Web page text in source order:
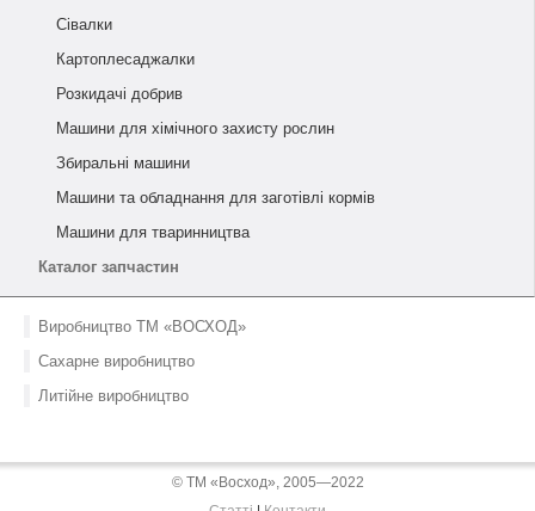
Сівалки
Картоплесаджалки
Розкидачі добрив
Машини для хімічного захисту рослин
Збиральні машини
Машини та обладнання для заготівлі кормів
Машини для тваринництва
Каталог запчастин
Виробництво ТМ «ВОСХОД»
Сахарне виробництво
Литійне виробництво
© ТМ «Восход», 2005—2022